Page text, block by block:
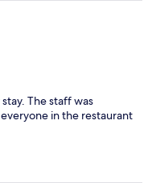
The staff was
in the restaurant